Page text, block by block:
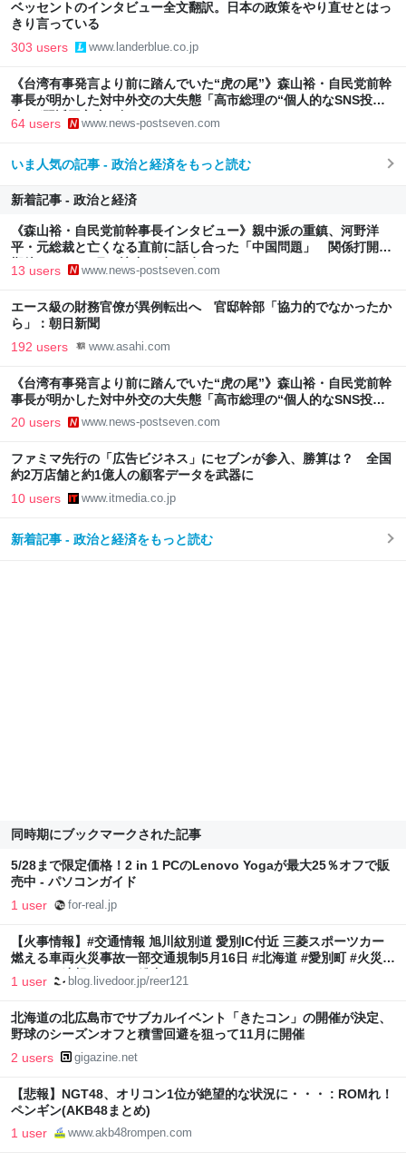
ベッセントのインタビュー全文翻訳。日本の政策をやり直せとはっ
きり言っている
303 users www.landerblue.co.jp
《台湾有事発言より前に踏んでいた“虎の尾”》森山裕・自民党前幹
事長が明かした対中外交の大失態「高市総理の“個人的なSNS投
稿”が習近平主席を怒らせた」
64 users www.news-postseven.com
いま人気の記事 - 政治と経済をもっと読む
新着記事 - 政治と経済
《森山裕・自民党前幹事長インタビュー》親中派の重鎮、河野洋
平・元総裁と亡くなる直前に話し合った「中国問題」 関係打開の
期待もあった6月の訪中は叶わず
13 users www.news-postseven.com
エース級の財務官僚が異例転出へ 官邸幹部「協力的でなかったか
ら」：朝日新聞
192 users www.asahi.com
《台湾有事発言より前に踏んでいた“虎の尾”》森山裕・自民党前幹
事長が明かした対中外交の大失態「高市総理の“個人的なSNS投
稿”が習近平主席を怒らせた」
20 users www.news-postseven.com
ファミマ先行の「広告ビジネス」にセブンが参入、勝算は？ 全国
約2万店舗と約1億人の顧客データを武器に
10 users www.itmedia.co.jp
新着記事 - 政治と経済をもっと読む
同時期にブックマークされた記事
5/28まで限定価格！2 in 1 PCのLenovo Yogaが最大25％オフで販
売中 - パソコンガイド
1 user for-real.jp
【火事情報】#交通情報 旭川紋別道 愛別IC付近 三菱スポーツカー
燃える車両火災事故一部交通規制5月16日 #北海道 #愛別町 #火災 :
ニュース速報あれこれ総合
1 user blog.livedoor.jp/reer121
北海道の北広島市でサブカルイベント「きたコン」の開催が決定、
野球のシーズンオフと積雪回避を狙って11月に開催
2 users gigazine.net
【悲報】NGT48、オリコン1位が絶望的な状況に・・・ : ROMれ！
ペンギン(AKB48まとめ)
1 user www.akb48rompen.com